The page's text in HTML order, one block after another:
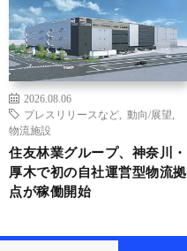
2026.08.06
プレスリリースなど
動向/展望
物流施設
住友林業グループ、神奈川・
厚木で初の自社運営型物流拠
点が稼働開始